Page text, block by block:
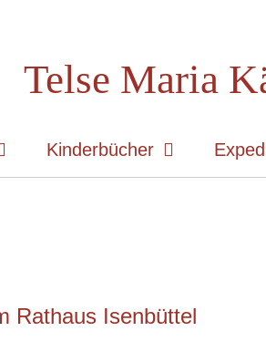
Telse Maria
Kinderbücher
Rathaus Isenbüttel